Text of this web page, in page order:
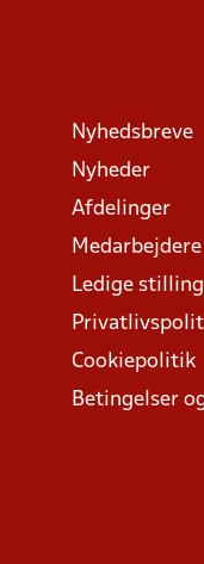
Nyhedsbreve
Nyheder
Afdelinger
Medarbejdere
Ledige
Cookiepolitik
Betingelser